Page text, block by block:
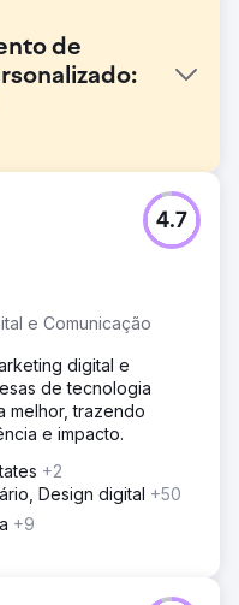
de
que apenas um site —
pudesse acompanhar
Sites baseados
rápidos, mas
rígidas, designs
A empresa
criar uma
no
animais de
implementamos o
de compra
e Comunicação
4.7
digital e
de tecnologia
melhor, trazendo
e impacto.
+2
Design digital +50
+9